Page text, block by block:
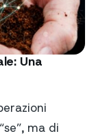
Una
ma di